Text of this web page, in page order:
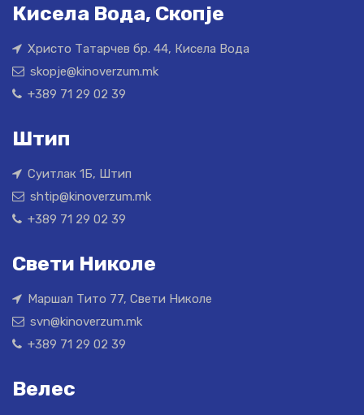
Кисела Вода, Скопје
Христо Татарчев бр. 44, Кисела Вода
skopje@kinoverzum.mk
+389 71 29 02 39
Штип
Суитлак 1Б, Штип
shtip@kinoverzum.mk
+389 71 29 02 39
Свети Николе
Маршал Тито 77, Свети Николе
svn@kinoverzum.mk
+389 71 29 02 39
Велес